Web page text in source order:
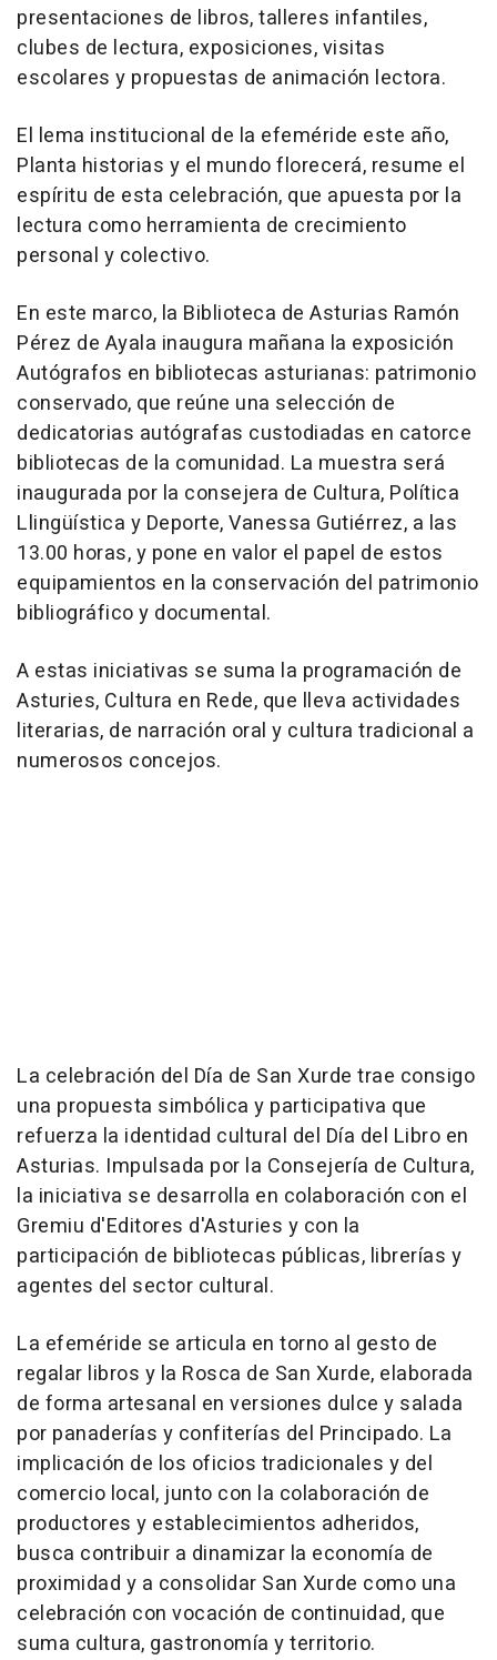
presentaciones de libros, talleres infantiles,
clubes de lectura, exposiciones, visitas
escolares y propuestas de animación lectora.
El lema institucional de la efeméride este año,
Planta historias y el mundo florecerá, resume el
espíritu de esta celebración, que apuesta por la
lectura como herramienta de crecimiento
personal y colectivo.
En este marco, la Biblioteca de Asturias Ramón
Pérez de Ayala inaugura mañana la exposición
Autógrafos en bibliotecas asturianas: patrimonio
conservado, que reúne una selección de
dedicatorias autógrafas custodiadas en catorce
bibliotecas de la comunidad. La muestra será
inaugurada por la consejera de Cultura, Política
Llingüística y Deporte, Vanessa Gutiérrez, a las
13.00 horas, y pone en valor el papel de estos
equipamientos en la conservación del patrimonio
bibliográfico y documental.
A estas iniciativas se suma la programación de
Asturies, Cultura en Rede, que lleva actividades
literarias, de narración oral y cultura tradicional a
numerosos concejos.
La celebración del Día de San Xurde trae consigo
una propuesta simbólica y participativa que
refuerza la identidad cultural del Día del Libro en
Asturias. Impulsada por la Consejería de Cultura,
la iniciativa se desarrolla en colaboración con el
Gremiu d'Editores d'Asturies y con la
participación de bibliotecas públicas, librerías y
agentes del sector cultural.
La efeméride se articula en torno al gesto de
regalar libros y la Rosca de San Xurde, elaborada
de forma artesanal en versiones dulce y salada
por panaderías y confiterías del Principado. La
implicación de los oficios tradicionales y del
comercio local, junto con la colaboración de
productores y establecimientos adheridos,
busca contribuir a dinamizar la economía de
proximidad y a consolidar San Xurde como una
celebración con vocación de continuidad, que
suma cultura, gastronomía y territorio.